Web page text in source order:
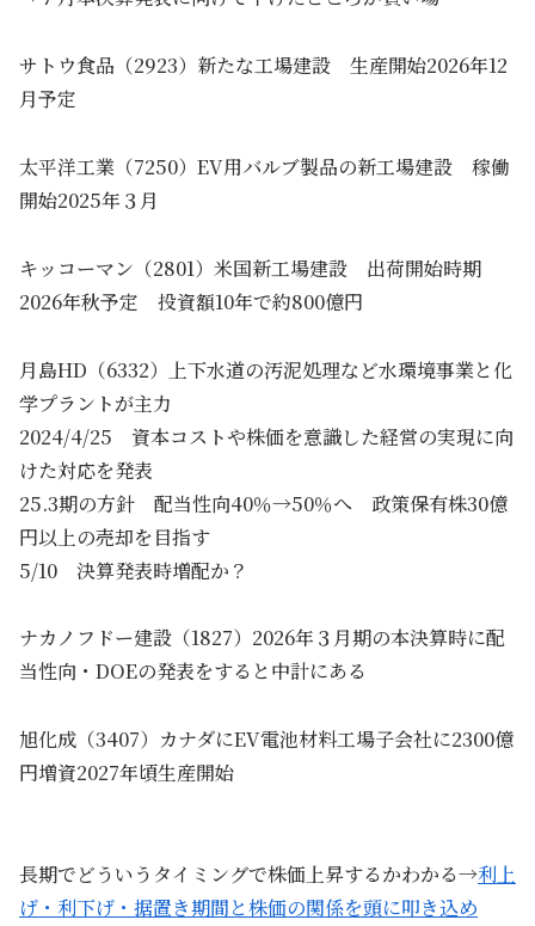
サトウ食品（2923）新たな工場建設 生産開始2026年12
月予定
太平洋工業（7250）EV用バルブ製品の新工場建設 稼働
開始2025年３月
キッコーマン（2801）米国新工場建設 出荷開始時期
2026年秋予定 投資額10年で約800億円
月島HD（6332）上下水道の汚泥処理など水環境事業と化
学プラントが主力
2024/4/25 資本コストや株価を意識した経営の実現に向
けた対応を発表
25.3期の方針 配当性向40％→50％へ 政策保有株30億
円以上の売却を目指す
5/10 決算発表時増配か？
ナカノフドー建設（1827）2026年３月期の本決算時に配
当性向・DOEの発表をすると中計にある
旭化成（3407）カナダにEV電池材料工場子会社に2300億
円増資2027年頃生産開始
長期でどういうタイミングで株価上昇するかわかる→利上
げ・利下げ・据置き期間と株価の関係を頭に叩き込め